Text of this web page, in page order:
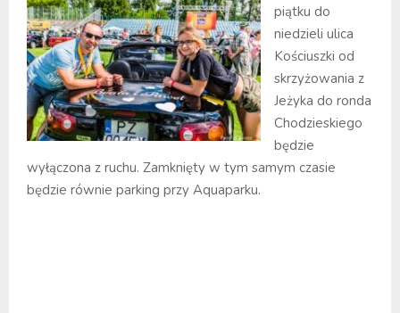
piątku do
niedzieli ulica
Kościuszki od
skrzyżowania z
Jeżyka do ronda
Chodzieskiego
będzie
wyłączona z ruchu. Zamknięty w tym samym czasie
będzie równie parking przy Aquaparku.